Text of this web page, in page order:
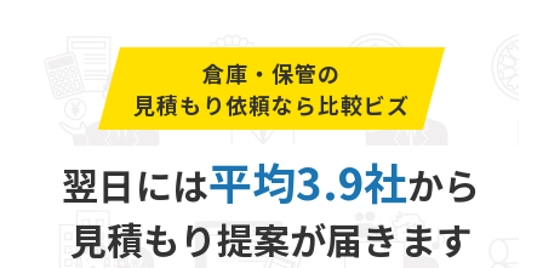
倉庫・保管の
見積もり依頼なら比較ビズ
翌日には平均3.9社から
見積もり提案が届きます